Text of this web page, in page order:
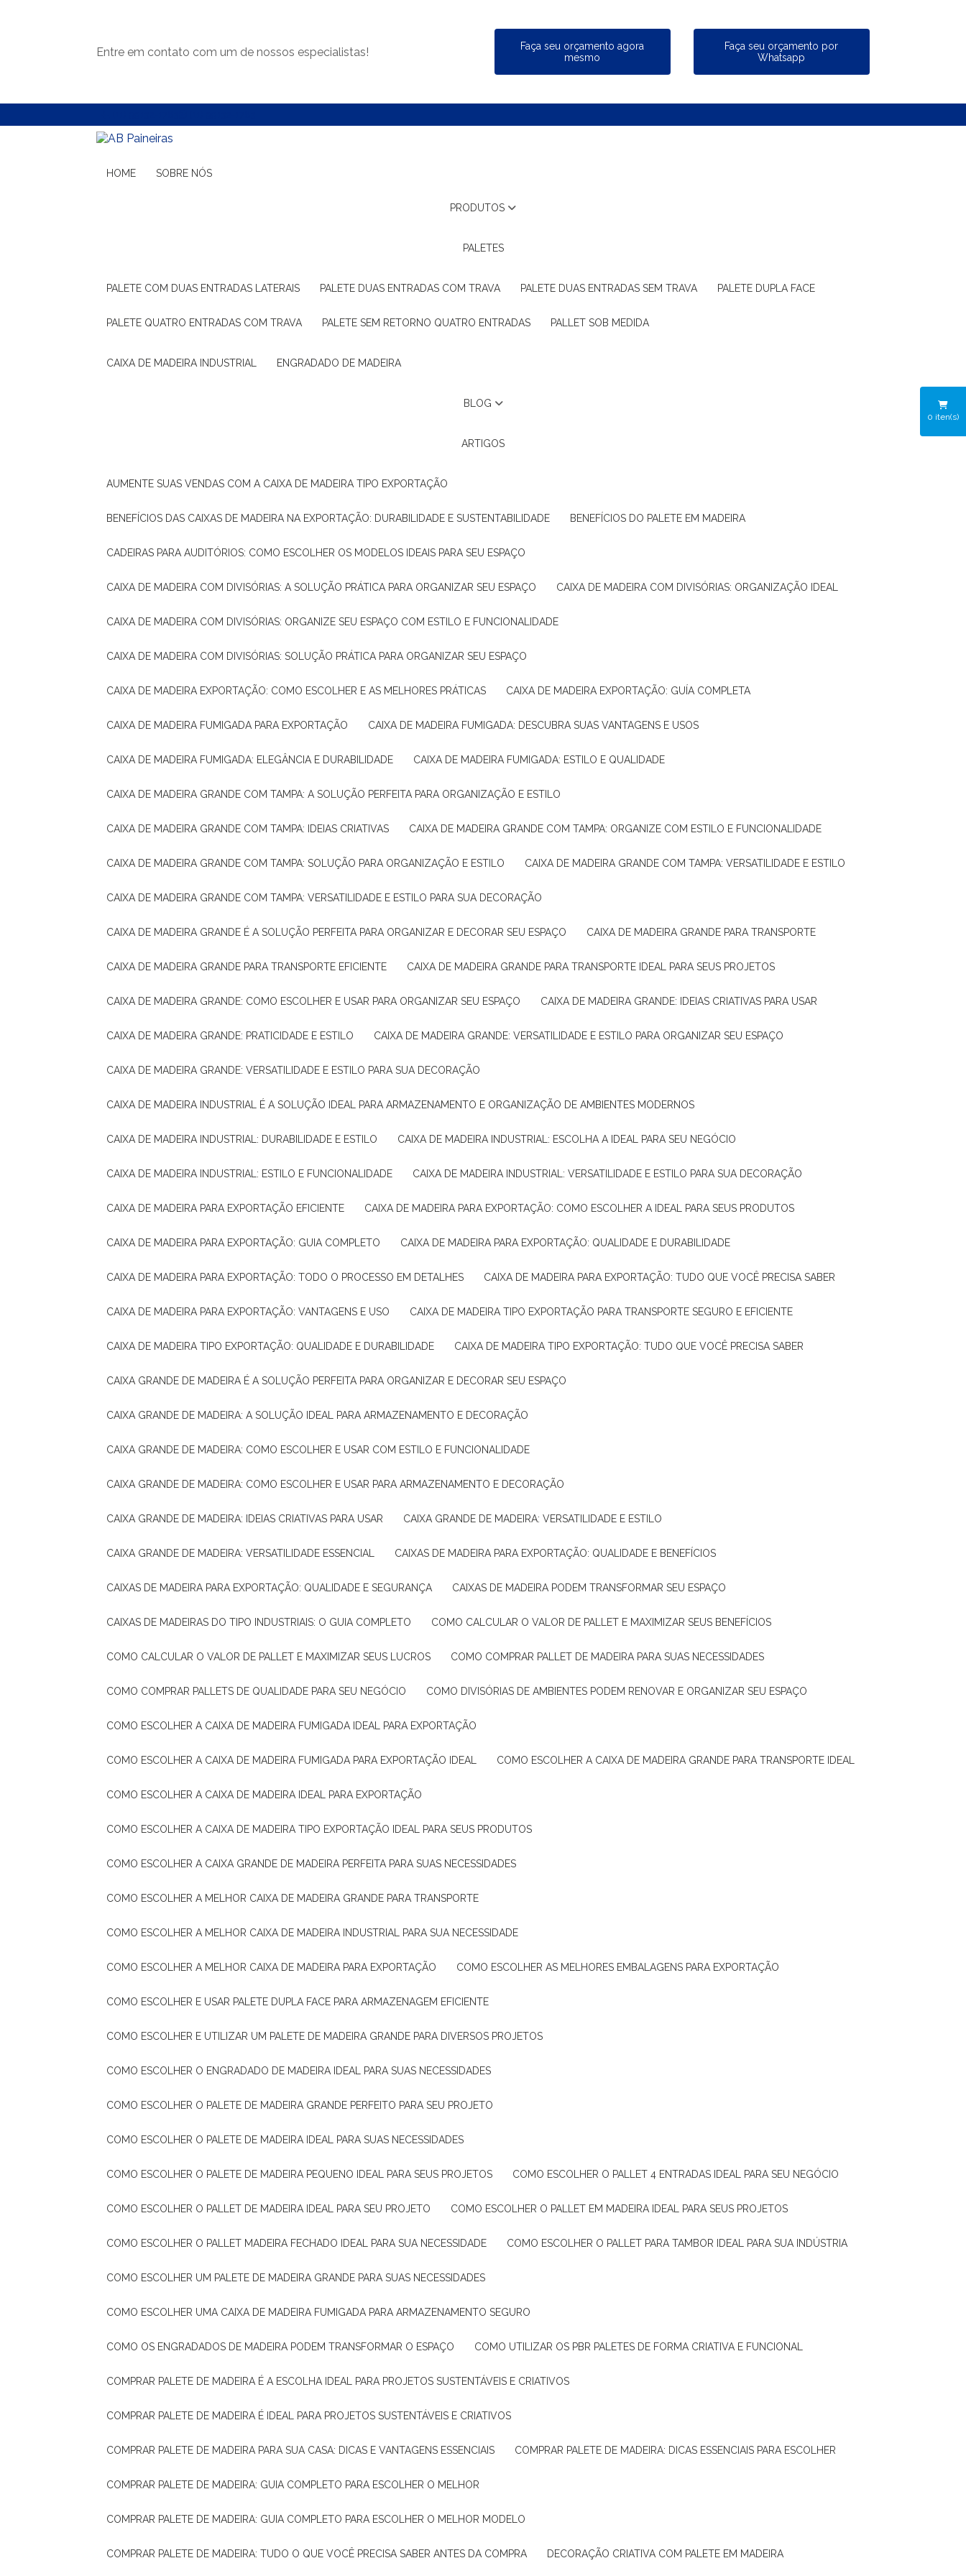
Entre em contato com um de nossos especialistas!
Faça seu orçamento agora
mesmo
Faça seu orçamento por
Whatsapp
HOME SOBRE NÓS
PRODUTOS
PALETES
PALETE COM DUAS ENTRADAS LATERAIS PALETE DUAS ENTRADAS COM TRAVA PALETE DUAS ENTRADAS SEM TRAVA PALETE DUPLA FACE
PALETE QUATRO ENTRADAS COM TRAVA PALETE SEM RETORNO QUATRO ENTRADAS PALLET SOB MEDIDA
CAIXA DE MADEIRA INDUSTRIAL ENGRADADO DE MADEIRA
BLOG
ARTIGOS
AUMENTE SUAS VENDAS COM A CAIXA DE MADEIRA TIPO EXPORTAÇÃO
BENEFÍCIOS DAS CAIXAS DE MADEIRA NA EXPORTAÇÃO: DURABILIDADE E SUSTENTABILIDADE BENEFÍCIOS DO PALETE EM MADEIRA
CADEIRAS PARA AUDITÓRIOS: COMO ESCOLHER OS MODELOS IDEAIS PARA SEU ESPAÇO
CAIXA DE MADEIRA COM DIVISÓRIAS: A SOLUÇÃO PRÁTICA PARA ORGANIZAR SEU ESPAÇO CAIXA DE MADEIRA COM DIVISÓRIAS: ORGANIZAÇÃO IDEAL
CAIXA DE MADEIRA COM DIVISÓRIAS: ORGANIZE SEU ESPAÇO COM ESTILO E FUNCIONALIDADE
CAIXA DE MADEIRA COM DIVISÓRIAS: SOLUÇÃO PRÁTICA PARA ORGANIZAR SEU ESPAÇO
CAIXA DE MADEIRA EXPORTAÇÃO: COMO ESCOLHER E AS MELHORES PRÁTICAS CAIXA DE MADEIRA EXPORTAÇÃO: GUÍA COMPLETA
CAIXA DE MADEIRA FUMIGADA PARA EXPORTAÇÃO CAIXA DE MADEIRA FUMIGADA: DESCUBRA SUAS VANTAGENS E USOS
CAIXA DE MADEIRA FUMIGADA: ELEGÂNCIA E DURABILIDADE CAIXA DE MADEIRA FUMIGADA: ESTILO E QUALIDADE
CAIXA DE MADEIRA GRANDE COM TAMPA: A SOLUÇÃO PERFEITA PARA ORGANIZAÇÃO E ESTILO
CAIXA DE MADEIRA GRANDE COM TAMPA: IDEIAS CRIATIVAS CAIXA DE MADEIRA GRANDE COM TAMPA: ORGANIZE COM ESTILO E FUNCIONALIDADE
CAIXA DE MADEIRA GRANDE COM TAMPA: SOLUÇÃO PARA ORGANIZAÇÃO E ESTILO CAIXA DE MADEIRA GRANDE COM TAMPA: VERSATILIDADE E ESTILO
CAIXA DE MADEIRA GRANDE COM TAMPA: VERSATILIDADE E ESTILO PARA SUA DECORAÇÃO
CAIXA DE MADEIRA GRANDE É A SOLUÇÃO PERFEITA PARA ORGANIZAR E DECORAR SEU ESPAÇO CAIXA DE MADEIRA GRANDE PARA TRANSPORTE
CAIXA DE MADEIRA GRANDE PARA TRANSPORTE EFICIENTE CAIXA DE MADEIRA GRANDE PARA TRANSPORTE IDEAL PARA SEUS PROJETOS
CAIXA DE MADEIRA GRANDE: COMO ESCOLHER E USAR PARA ORGANIZAR SEU ESPAÇO CAIXA DE MADEIRA GRANDE: IDEIAS CRIATIVAS PARA USAR
CAIXA DE MADEIRA GRANDE: PRATICIDADE E ESTILO CAIXA DE MADEIRA GRANDE: VERSATILIDADE E ESTILO PARA ORGANIZAR SEU ESPAÇO
CAIXA DE MADEIRA GRANDE: VERSATILIDADE E ESTILO PARA SUA DECORAÇÃO
CAIXA DE MADEIRA INDUSTRIAL É A SOLUÇÃO IDEAL PARA ARMAZENAMENTO E ORGANIZAÇÃO DE AMBIENTES MODERNOS
CAIXA DE MADEIRA INDUSTRIAL: DURABILIDADE E ESTILO CAIXA DE MADEIRA INDUSTRIAL: ESCOLHA A IDEAL PARA SEU NEGÓCIO
CAIXA DE MADEIRA INDUSTRIAL: ESTILO E FUNCIONALIDADE CAIXA DE MADEIRA INDUSTRIAL: VERSATILIDADE E ESTILO PARA SUA DECORAÇÃO
CAIXA DE MADEIRA PARA EXPORTAÇÃO EFICIENTE CAIXA DE MADEIRA PARA EXPORTAÇÃO: COMO ESCOLHER A IDEAL PARA SEUS PRODUTOS
CAIXA DE MADEIRA PARA EXPORTAÇÃO: GUIA COMPLETO CAIXA DE MADEIRA PARA EXPORTAÇÃO: QUALIDADE E DURABILIDADE
CAIXA DE MADEIRA PARA EXPORTAÇÃO: TODO O PROCESSO EM DETALHES CAIXA DE MADEIRA PARA EXPORTAÇÃO: TUDO QUE VOCÊ PRECISA SABER
CAIXA DE MADEIRA PARA EXPORTAÇÃO: VANTAGENS E USO CAIXA DE MADEIRA TIPO EXPORTAÇÃO PARA TRANSPORTE SEGURO E EFICIENTE
CAIXA DE MADEIRA TIPO EXPORTAÇÃO: QUALIDADE E DURABILIDADE CAIXA DE MADEIRA TIPO EXPORTAÇÃO: TUDO QUE VOCÊ PRECISA SABER
CAIXA GRANDE DE MADEIRA É A SOLUÇÃO PERFEITA PARA ORGANIZAR E DECORAR SEU ESPAÇO
CAIXA GRANDE DE MADEIRA: A SOLUÇÃO IDEAL PARA ARMAZENAMENTO E DECORAÇÃO
CAIXA GRANDE DE MADEIRA: COMO ESCOLHER E USAR COM ESTILO E FUNCIONALIDADE
CAIXA GRANDE DE MADEIRA: COMO ESCOLHER E USAR PARA ARMAZENAMENTO E DECORAÇÃO
CAIXA GRANDE DE MADEIRA: IDEIAS CRIATIVAS PARA USAR CAIXA GRANDE DE MADEIRA: VERSATILIDADE E ESTILO
CAIXA GRANDE DE MADEIRA: VERSATILIDADE ESSENCIAL CAIXAS DE MADEIRA PARA EXPORTAÇÃO: QUALIDADE E BENEFÍCIOS
CAIXAS DE MADEIRA PARA EXPORTAÇÃO: QUALIDADE E SEGURANÇA CAIXAS DE MADEIRA PODEM TRANSFORMAR SEU ESPAÇO
CAIXAS DE MADEIRAS DO TIPO INDUSTRIAIS: O GUIA COMPLETO COMO CALCULAR O VALOR DE PALLET E MAXIMIZAR SEUS BENEFÍCIOS
COMO CALCULAR O VALOR DE PALLET E MAXIMIZAR SEUS LUCROS COMO COMPRAR PALLET DE MADEIRA PARA SUAS NECESSIDADES
COMO COMPRAR PALLETS DE QUALIDADE PARA SEU NEGÓCIO COMO DIVISÓRIAS DE AMBIENTES PODEM RENOVAR E ORGANIZAR SEU ESPAÇO
COMO ESCOLHER A CAIXA DE MADEIRA FUMIGADA IDEAL PARA EXPORTAÇÃO
COMO ESCOLHER A CAIXA DE MADEIRA FUMIGADA PARA EXPORTAÇÃO IDEAL COMO ESCOLHER A CAIXA DE MADEIRA GRANDE PARA TRANSPORTE IDEAL
COMO ESCOLHER A CAIXA DE MADEIRA IDEAL PARA EXPORTAÇÃO
COMO ESCOLHER A CAIXA DE MADEIRA TIPO EXPORTAÇÃO IDEAL PARA SEUS PRODUTOS
COMO ESCOLHER A CAIXA GRANDE DE MADEIRA PERFEITA PARA SUAS NECESSIDADES
COMO ESCOLHER A MELHOR CAIXA DE MADEIRA GRANDE PARA TRANSPORTE
COMO ESCOLHER A MELHOR CAIXA DE MADEIRA INDUSTRIAL PARA SUA NECESSIDADE
COMO ESCOLHER A MELHOR CAIXA DE MADEIRA PARA EXPORTAÇÃO COMO ESCOLHER AS MELHORES EMBALAGENS PARA EXPORTAÇÃO
COMO ESCOLHER E USAR PALETE DUPLA FACE PARA ARMAZENAGEM EFICIENTE
COMO ESCOLHER E UTILIZAR UM PALETE DE MADEIRA GRANDE PARA DIVERSOS PROJETOS
COMO ESCOLHER O ENGRADADO DE MADEIRA IDEAL PARA SUAS NECESSIDADES
COMO ESCOLHER O PALETE DE MADEIRA GRANDE PERFEITO PARA SEU PROJETO
COMO ESCOLHER O PALETE DE MADEIRA IDEAL PARA SUAS NECESSIDADES
COMO ESCOLHER O PALETE DE MADEIRA PEQUENO IDEAL PARA SEUS PROJETOS COMO ESCOLHER O PALLET 4 ENTRADAS IDEAL PARA SEU NEGÓCIO
COMO ESCOLHER O PALLET DE MADEIRA IDEAL PARA SEU PROJETO COMO ESCOLHER O PALLET EM MADEIRA IDEAL PARA SEUS PROJETOS
COMO ESCOLHER O PALLET MADEIRA FECHADO IDEAL PARA SUA NECESSIDADE COMO ESCOLHER O PALLET PARA TAMBOR IDEAL PARA SUA INDÚSTRIA
COMO ESCOLHER UM PALETE DE MADEIRA GRANDE PARA SUAS NECESSIDADES
COMO ESCOLHER UMA CAIXA DE MADEIRA FUMIGADA PARA ARMAZENAMENTO SEGURO
COMO OS ENGRADADOS DE MADEIRA PODEM TRANSFORMAR O ESPAÇO COMO UTILIZAR OS PBR PALETES DE FORMA CRIATIVA E FUNCIONAL
COMPRAR PALETE DE MADEIRA É A ESCOLHA IDEAL PARA PROJETOS SUSTENTÁVEIS E CRIATIVOS
COMPRAR PALETE DE MADEIRA É IDEAL PARA PROJETOS SUSTENTÁVEIS E CRIATIVOS
COMPRAR PALETE DE MADEIRA PARA SUA CASA: DICAS E VANTAGENS ESSENCIAIS COMPRAR PALETE DE MADEIRA: DICAS ESSENCIAIS PARA ESCOLHER
COMPRAR PALETE DE MADEIRA: GUIA COMPLETO PARA ESCOLHER O MELHOR
COMPRAR PALETE DE MADEIRA: GUIA COMPLETO PARA ESCOLHER O MELHOR MODELO
COMPRAR PALETE DE MADEIRA: TUDO O QUE VOCÊ PRECISA SABER ANTES DA COMPRA DECORAÇÃO CRIATIVA COM PALETE EM MADEIRA
0 iten(s)